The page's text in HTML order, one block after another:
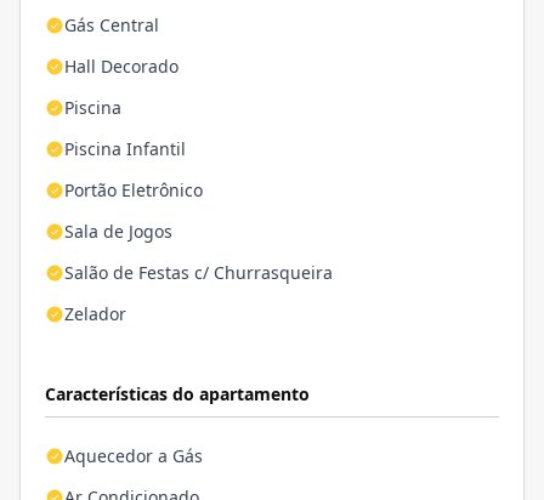
Gás Central
Hall Decorado
Piscina
Piscina Infantil
Portão Eletrônico
Sala de Jogos
Salão de Festas c/ Churrasqueira
Zelador
Características do apartamento
Aquecedor a Gás